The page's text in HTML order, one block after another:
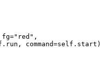
command=self.start)